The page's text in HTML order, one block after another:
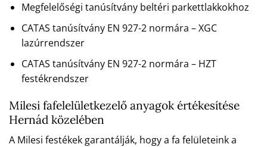
Megfelelőségi tanúsítvány beltéri parkettlakkokhoz
CATAS tanúsítvány EN 927-2 normára – XGC
lazúrrendszer
CATAS tanúsítvány EN 927-2 normára – HZT
festékrendszer
Milesi fafelelületkezelő anyagok értékesítése
Hernád közelében
A Milesi festékek garantálják, hogy a fa felületeink a